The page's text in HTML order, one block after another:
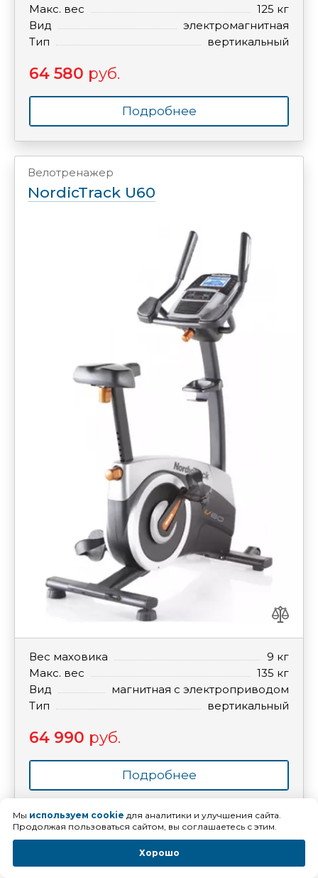
Макс. вес
125 кг
Вид
электромагнитная
Тип
вертикальный
64 580 руб.
Подробнее
Велотренажер
NordicTrack U60
Вес маховика
9 кг
Макс. вес
135 кг
Вид
магнитная с электроприводом
Тип
вертикальный
64 990 руб.
Подробнее
Horizon Comfort R Viewfit
Мы используем cookie для аналитики и улучшения сайта.
Продолжая пользоваться сайтом, вы соглашаетесь с этим.
Хорошо